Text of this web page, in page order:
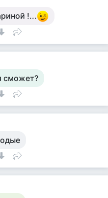
!...
сможет?